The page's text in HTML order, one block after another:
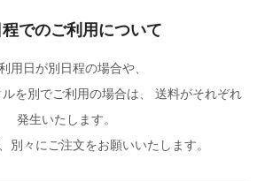
程でのご利用について
用日が別日程の場合や、
を別でご利用の場合は、 送料がそれぞれ
発生いたします。
別々にご注文をお願いいたします。